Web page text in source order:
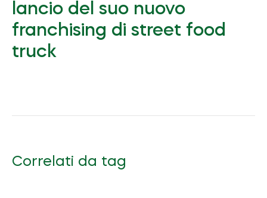
lancio del suo nuovo
franchising di street food
truck
Correlati da tag